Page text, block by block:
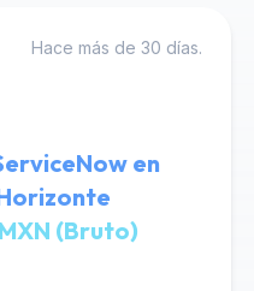
Hace más de 30 días.
en
(Bruto)